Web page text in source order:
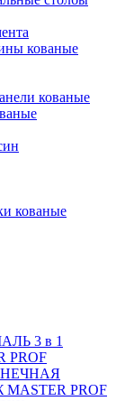
кованые
кованые
кованые
3 в 1
PROF
PROF